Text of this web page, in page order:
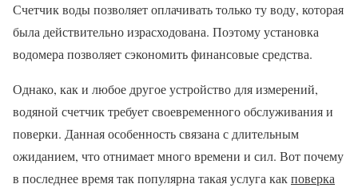
Счетчик воды позволяет оплачивать только ту воду, которая
была действительно израсходована. Поэтому установка
водомера позволяет сэкономить финансовые средства.
Однако, как и любое другое устройство для измерений,
водяной счетчик требует своевременного обслуживания и
поверки. Данная особенность связана с длительным
ожиданием, что отнимает много времени и сил. Вот почему
в последнее время так популярна такая услуга какповерка